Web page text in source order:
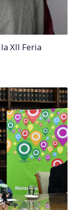
XII Feria